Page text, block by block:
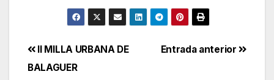
Navegación
Entrada anterior
II MILLA URBANA DE
BALAGUER